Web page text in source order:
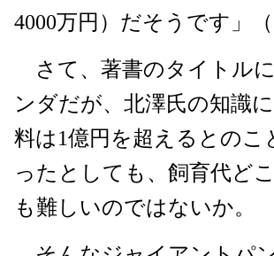
4000万円）だそうです」（
さて、著書のタイトル
ンダだが、北澤氏の知識
料は1億円を超えるとの
ったとしても、飼育代ど
も難しいのではないか。